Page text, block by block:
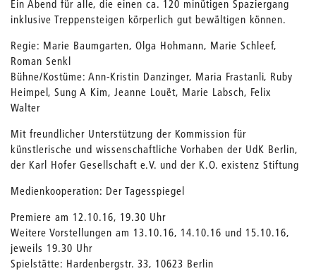
Ein Abend für alle, die einen ca. 120 minütigen Spaziergang
inklusive Treppensteigen körperlich gut bewältigen können.
Regie: Marie Baumgarten, Olga Hohmann, Marie Schleef,
Roman Senkl
Bühne/Kostüme: Ann-Kristin Danzinger, Maria Frastanli, Ruby
Heimpel, Sung A Kim, Jeanne Louët, Marie Labsch, Felix
Walter
Mit freundlicher Unterstützung der Kommission für
künstlerische und wissenschaftliche Vorhaben der UdK Berlin,
der Karl Hofer Gesellschaft e.V. und der K.O. existenz Stiftung
Medienkooperation: Der Tagesspiegel
Premiere am 12.10.16, 19.30 Uhr
Weitere Vorstellungen am 13.10.16, 14.10.16 und 15.10.16,
jeweils 19.30 Uhr
Spielstätte: Hardenbergstr. 33, 10623 Berlin